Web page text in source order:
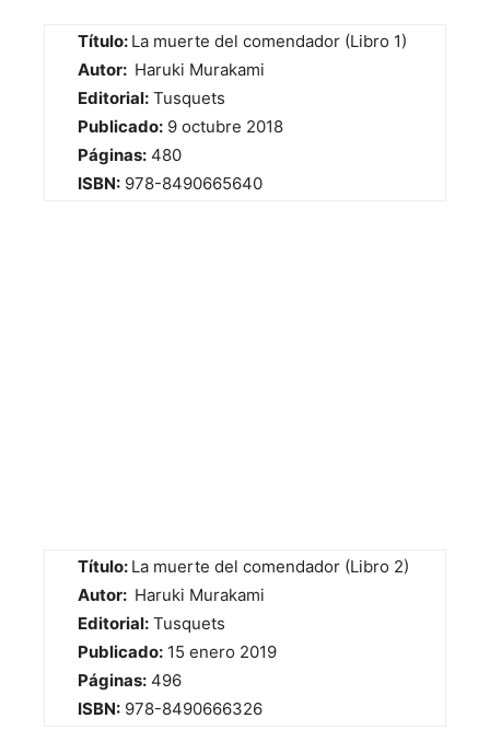
Título: La muerte del comendador (Libro 1)
Autor: Haruki Murakami
Editorial: Tusquets
Publicado: 9 octubre 2018
Páginas: 480
ISBN: 978-8490665640
Título: La muerte del comendador (Libro 2)
Autor: Haruki Murakami
Editorial: Tusquets
Publicado: 15 enero 2019
Páginas: 496
ISBN: 978-8490666326